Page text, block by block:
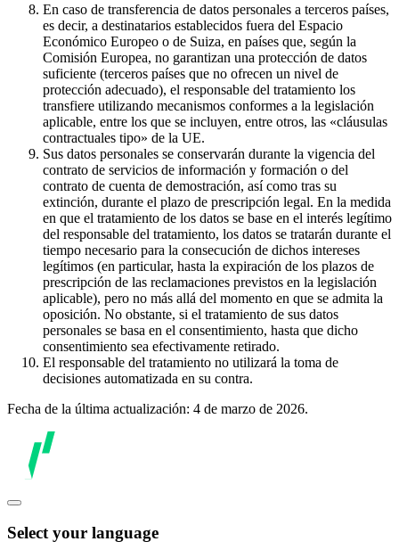
En caso de transferencia de datos personales a terceros países,
es decir, a destinatarios establecidos fuera del Espacio
Económico Europeo o de Suiza, en países que, según la
Comisión Europea, no garantizan una protección de datos
suficiente (terceros países que no ofrecen un nivel de
protección adecuado), el responsable del tratamiento los
transfiere utilizando mecanismos conformes a la legislación
aplicable, entre los que se incluyen, entre otros, las «cláusulas
contractuales tipo» de la UE.
Sus datos personales se conservarán durante la vigencia del
contrato de servicios de información y formación o del
contrato de cuenta de demostración, así como tras su
extinción, durante el plazo de prescripción legal. En la medida
en que el tratamiento de los datos se base en el interés legítimo
del responsable del tratamiento, los datos se tratarán durante el
tiempo necesario para la consecución de dichos intereses
legítimos (en particular, hasta la expiración de los plazos de
prescripción de las reclamaciones previstos en la legislación
aplicable), pero no más allá del momento en que se admita la
oposición. No obstante, si el tratamiento de sus datos
personales se basa en el consentimiento, hasta que dicho
consentimiento sea efectivamente retirado.
El responsable del tratamiento no utilizará la toma de
decisiones automatizada en su contra.
Fecha de la última actualización: 4 de marzo de 2026.
Select your language